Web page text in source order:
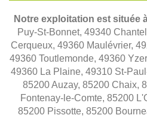
Notre exploitation est située
Puy-St-Bonnet, 49340
Cerqueux, 49360 Maulévrier,
49360 Toutlemonde, 49360
49360 La Plaine, 49310 St-
85200 Auzay, 85200 Chaix,
Fontenay-le-Comte, 85200
85200 Pissotte, 85200